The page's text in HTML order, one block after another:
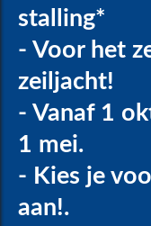
stalling*
- Voor het
zeiljacht!
- Vanaf 1
1 mei.
- Kies je
aan!.